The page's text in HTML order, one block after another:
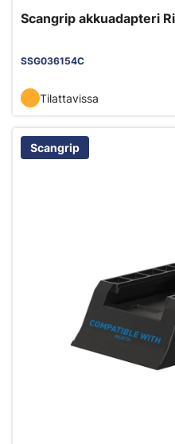
Scangrip akkuadapteri
SSG036154C
Tilattavissa
Scangrip